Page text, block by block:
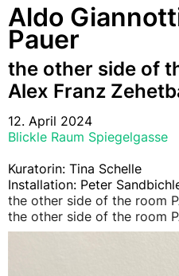
Aldo
Pauer
the other side of
Alex Franz
12. April 2024
Blickle Raum Spiegelgasse
Kuratorin: Tina Schelle
Installation: Peter
the other side of the room
the other side of the room